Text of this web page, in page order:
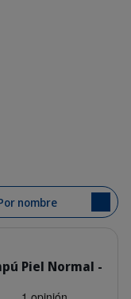
nombre
Piel Normal -